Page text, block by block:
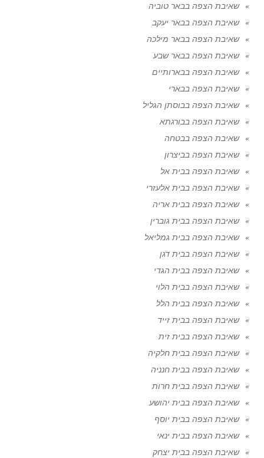
שאיבת הצפה בבאר טוביה
שאיבת הצפה בבאר יעקב
שאיבת הצפה בבאר מילכה
שאיבת הצפה בבאר שבע
שאיבת הצפה בבארותיים
שאיבת הצפה בבארי
שאיבת הצפה בבוסתן הגליל
שאיבת הצפה בבורגתא
שאיבת הצפה בבטחה
שאיבת הצפה בביצרון
שאיבת הצפה בבית אל
שאיבת הצפה בבית אלעזרי
שאיבת הצפה בבית אריה
שאיבת הצפה בבית גוברין
שאיבת הצפה בבית גמליאל
שאיבת הצפה בבית דגן
שאיבת הצפה בבית הגדי
שאיבת הצפה בבית הלוי
שאיבת הצפה בבית הלל
שאיבת הצפה בבית זייד
שאיבת הצפה בבית זית
שאיבת הצפה בבית חלקיה
שאיבת הצפה בבית חנניה
שאיבת הצפה בבית חרות
שאיבת הצפה בבית יהושע
שאיבת הצפה בבית יוסף
שאיבת הצפה בבית ינאי
שאיבת הצפה בבית יצחק